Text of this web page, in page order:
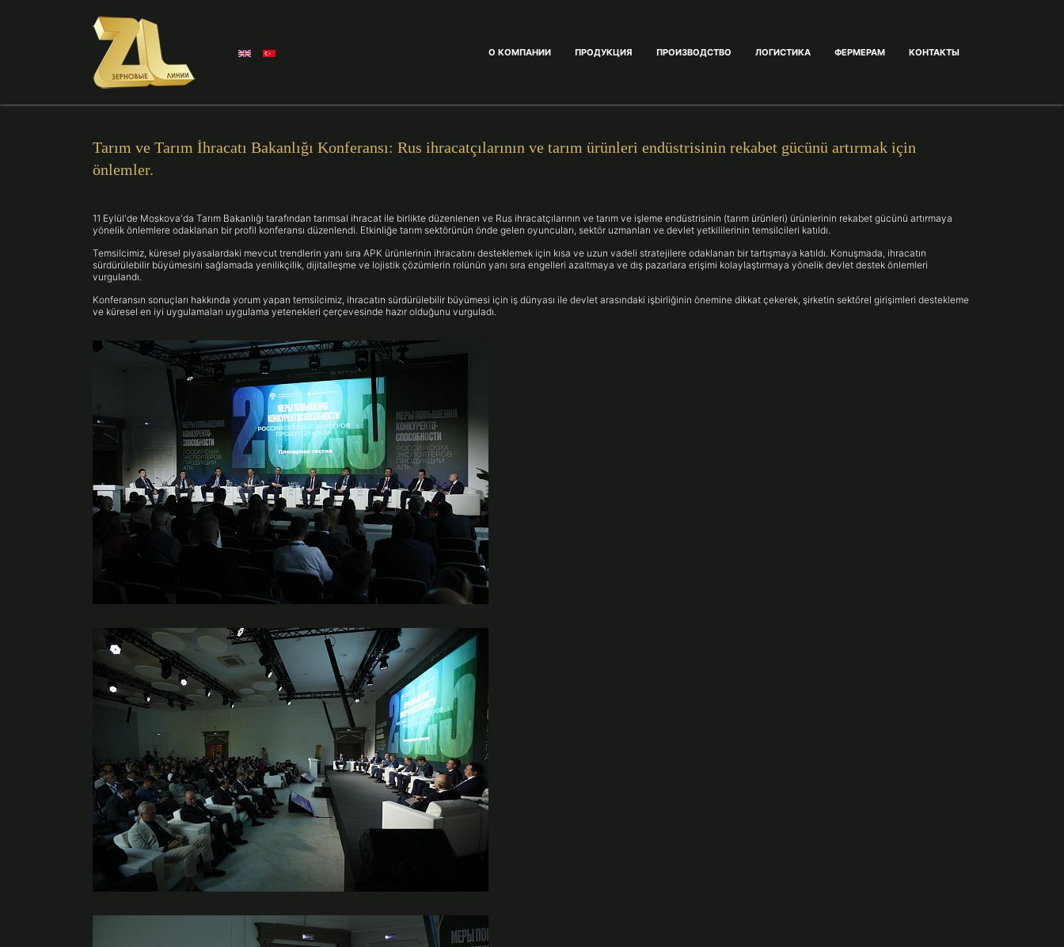
О КОМПАНИИ ПРОДУКЦИЯ ПРОИЗВОДСТВО ЛОГИCТИКА ФЕРМЕРАМ КОНТАКТЫ
Tarım ve Tarım İhracatı Bakanlığı Konferansı: Rus ihracatçılarının ve tarım ürünleri endüstrisinin rekabet gücünü artırmak için
önlemler.
11 Eylül'de Moskova'da Tarım Bakanlığı tarafından tarımsal ihracat ile birlikte düzenlenen ve Rus ihracatçılarının ve tarım ve işleme endüstrisinin (tarım ürünleri) ürünlerinin rekabet gücünü artırmaya
yönelik önlemlere odaklanan bir profil konferansı düzenlendi. Etkinliğe tarım sektörünün önde gelen oyuncuları, sektör uzmanları ve devlet yetkililerinin temsilcileri katıldı.
Temsilcimiz, küresel piyasalardaki mevcut trendlerin yanı sıra APK ürünlerinin ihracatını desteklemek için kısa ve uzun vadeli stratejilere odaklanan bir tartışmaya katıldı. Konuşmada, ihracatın
sürdürülebilir büyümesini sağlamada yenilikçilik, dijitalleşme ve lojistik çözümlerin rolünün yanı sıra engelleri azaltmaya ve dış pazarlara erişimi kolaylaştırmaya yönelik devlet destek önlemleri
vurgulandı.
Konferansın sonuçları hakkında yorum yapan temsilcimiz, ihracatın sürdürülebilir büyümesi için iş dünyası ile devlet arasındaki işbirliğinin önemine dikkat çekerek, şirketin sektörel girişimleri destekleme
ve küresel en iyi uygulamaları uygulama yetenekleri çerçevesinde hazır olduğunu vurguladı.